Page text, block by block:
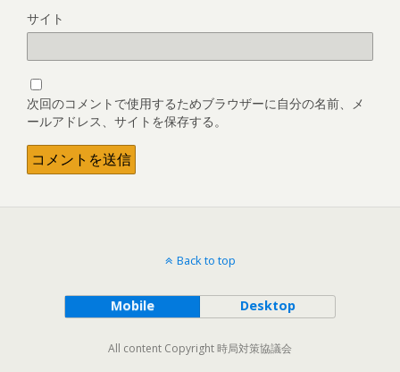
サイト
次回のコメントで使用するためブラウザーに自分の名前、メ
ールアドレス、サイトを保存する。
Back to top
Mobile Desktop
All content Copyright 時局対策協議会